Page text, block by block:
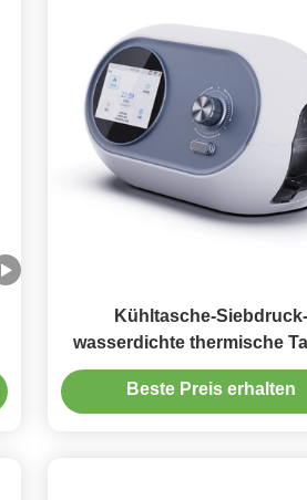
Kühltasche-Siebdruck-
wasserdichte thermische
der Isolierungs-70L
Beste Preis erhalten